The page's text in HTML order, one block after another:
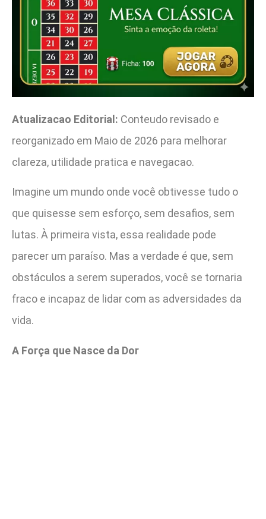
Atualizacao Editorial: Conteudo revisado e
reorganizado em Maio de 2026 para melhorar
clareza, utilidade pratica e navegacao.
Imagine um mundo onde você obtivesse tudo o
que quisesse sem esforço, sem desafios, sem
lutas. À primeira vista, essa realidade pode
parecer um paraíso. Mas a verdade é que, sem
obstáculos a serem superados, você se tornaria
fraco e incapaz de lidar com as adversidades da
vida.
A Força que Nasce da Dor